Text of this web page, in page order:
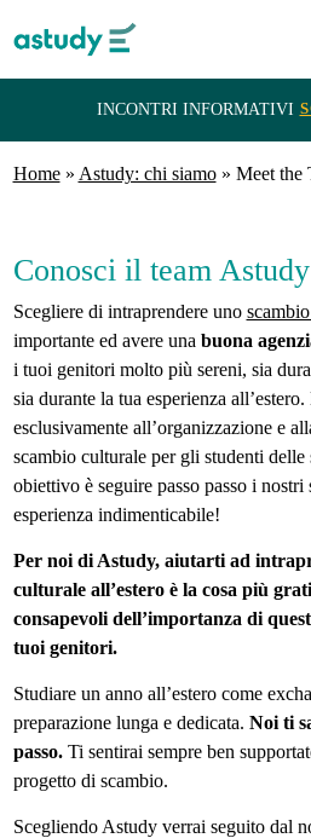
INCONTRI INFORMATIVI
Destinazioni
Programmi
ITACA
e
Borse
di
Studio
Prezzi
e
informazioni
Home» Astudy: chi siamo» Meet the
Conosci il team Astudy
Scegliere di intraprendere uno
importante ed avere una buona
i tuoi genitori molto più sereni, sia
sia durante la tua esperienza
esclusivamente all’organizzazione e
scambio culturale per gli studenti
obiettivo è seguire passo passo i
esperienza indimenticabile!
Per noi di Astudy, aiutarti ad
culturale all’estero è la cosa più
consapevoli dell’importanza di
tuoi genitori.
Studiare un anno all’estero come
preparazione lunga e dedicata. Noi ti
passo.Ti sentirai sempre ben
progetto di scambio.
Scegliendo Astudy verrai seguito dal